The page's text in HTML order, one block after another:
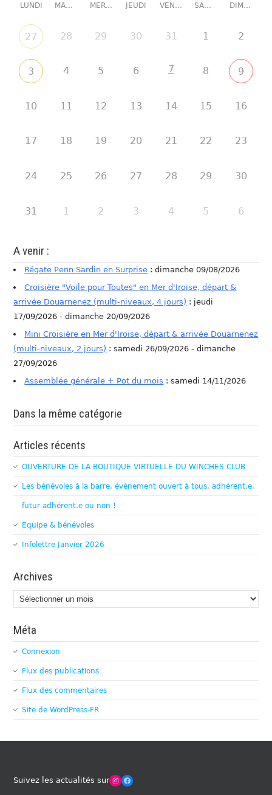
LUNDI MARDI MERCREDI JEUDI VENDREDI SAMEDI DIMANCHE
27 28 29 30 31 1 2
3 4 5 6 7 8 9
10 11 12 13 14 15 16
17 18 19 20 21 22 23
24 25 26 27 28 29 30
31 1 2 3 4 5 6
A venir :
Régate Penn Sardin en Surprise : dimanche 09/08/2026
Croisière "Voile pour Toutes" en Mer d'Iroise, départ &
arrivée Douarnenez (multi-niveaux, 4 jours) : jeudi
17/09/2026 - dimanche 20/09/2026
Mini Croisière en Mer d'Iroise, départ & arrivée Douarnenez
(multi-niveaux, 2 jours) : samedi 26/09/2026 - dimanche
27/09/2026
Assemblée générale + Pot du mois : samedi 14/11/2026
Dans la même catégorie
Articles récents
OUVERTURE DE LA BOUTIQUE VIRTUELLE DU WINCHES CLUB
Les bénévoles à la barre, évènement ouvert à tous, adhérent.e,
futur adhérent.e ou non !
Equipe & bénévoles
Infolettre Janvier 2026
Archives
Archives
Méta
Connexion
Flux des publications
Flux des commentaires
Site de WordPress-FR
Suivez les actualités surWinches Club OfficielFacebook